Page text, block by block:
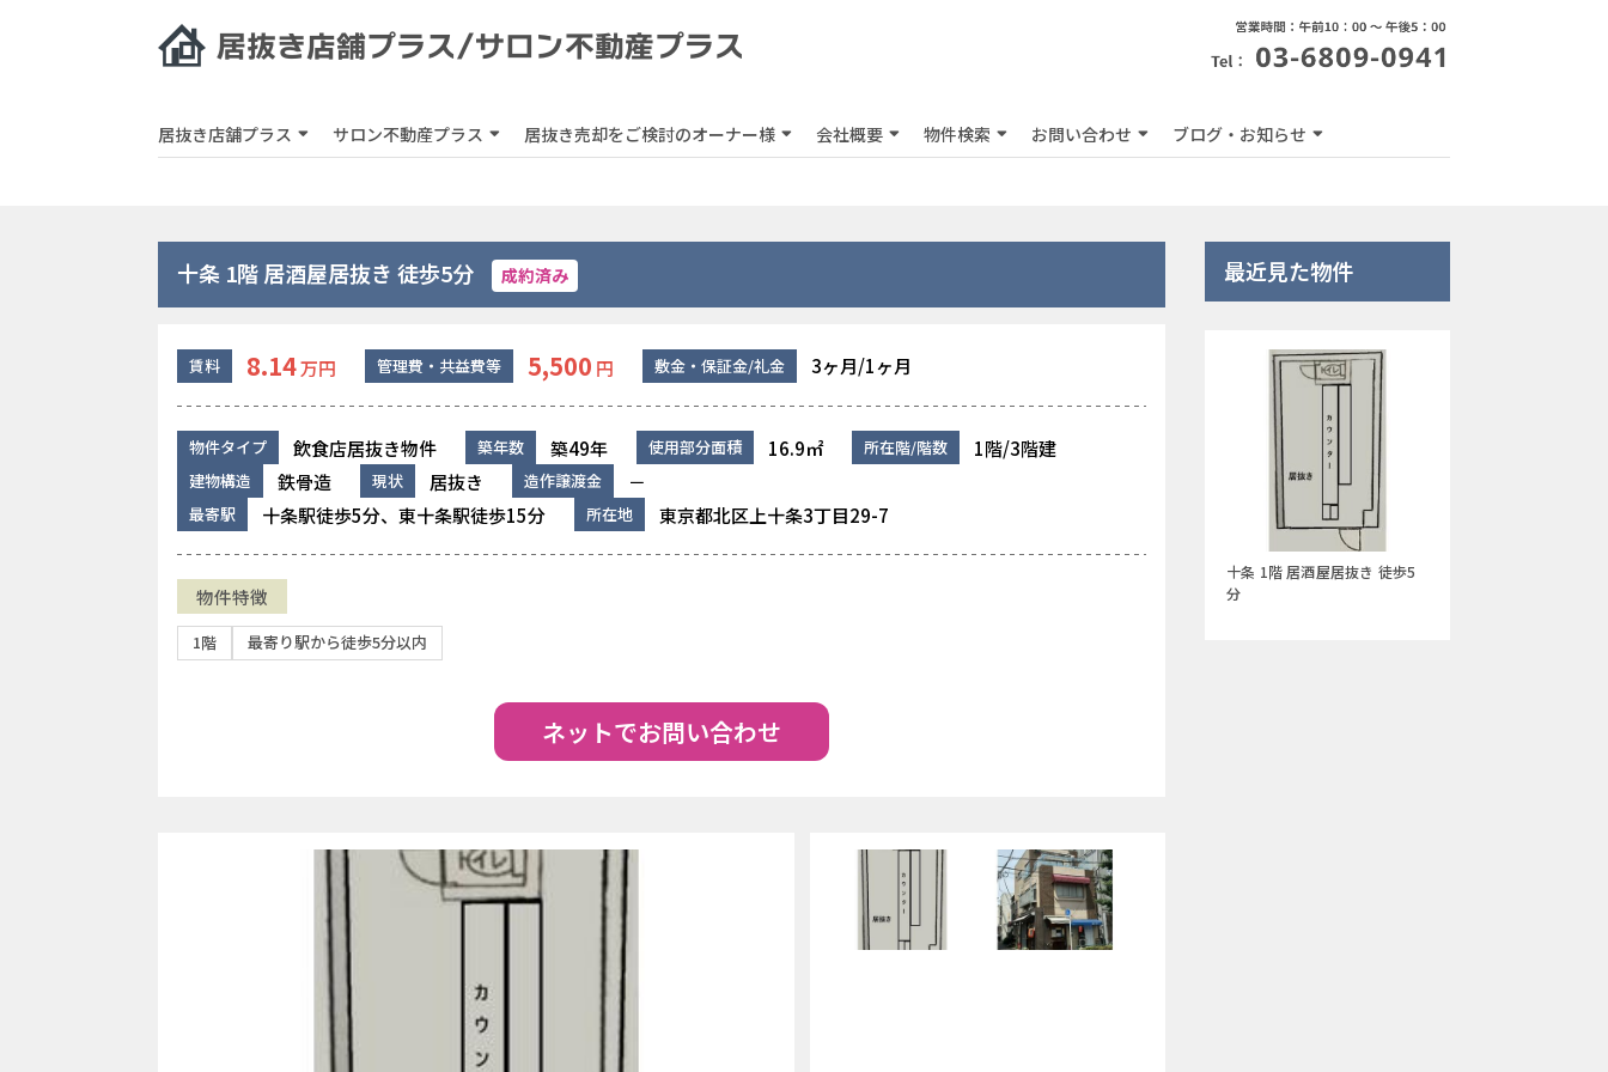
居抜き店舗プラス サロン不動産プラス 居抜き売却をご検討のオーナー様 会社概要 物件検索 お問い合わせ ブログ・お知らせ
十条 1階 居酒屋居抜き 徒歩5分 成約済み
賃料 8.14万円 管理費・共益費等 5,500 円 敷金・保証金/礼金 3ヶ月/1ヶ月
物件タイプ 飲食店居抜き物件 築年数 築49年 使用部分面積 16.9㎡ 所在階/階数 1階/3階建
建物構造 鉄骨造 現状 居抜き 造作譲渡金 －
最寄駅 十条駅徒歩5分、東十条駅徒歩15分 所在地 東京都北区上十条3丁目29-7
物件特徴
1階 最寄り駅から徒歩5分以内
ネットでお問い合わせ
最近見た物件
十条 1階 居酒屋居抜き 徒歩5
分